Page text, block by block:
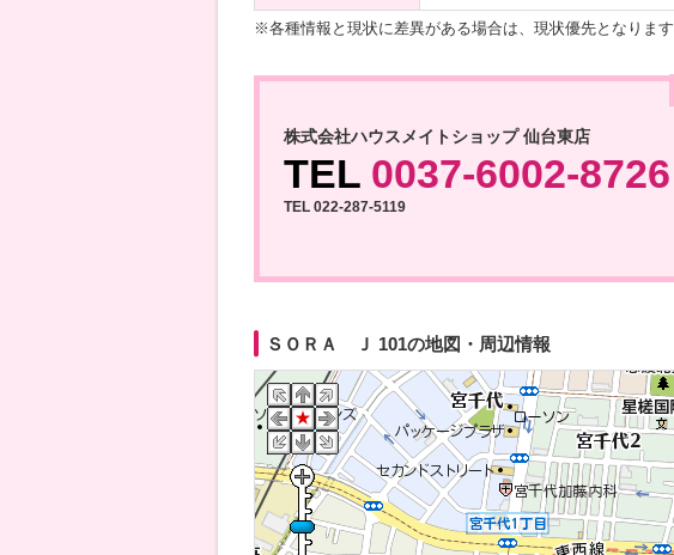
※各種情報と現状に差異がある場合は、現状優先となります
株式会社ハウスメイトショップ 仙台東店
TEL 0037-6002-8726
TEL 022-287-5119
ＳＯＲＡ Ｊ 101の地図・周辺情報